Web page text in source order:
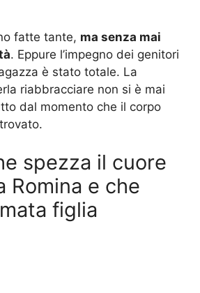
fatte tante, ma senza mai
. Eppure l’impegno dei genitori
è stato totale. La
riabbracciare non si è mai
dal momento che il corpo
spezza il cuore
Romina e che
figlia